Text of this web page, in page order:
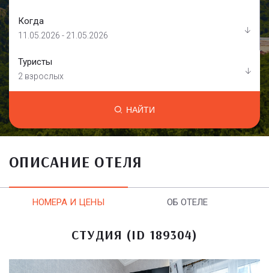
Когда
11.05.2026 - 21.05.2026
Туристы
2 взрослых
НАЙТИ
ОПИСАНИЕ ОТЕЛЯ
НОМЕРА И ЦЕНЫ ОБ ОТЕЛЕ
СТУДИЯ (ID 189304)